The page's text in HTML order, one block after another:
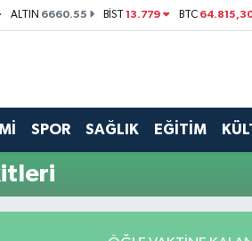
ALTIN 6660.55 BİST13.779 BTC
SPOR SAĞLIK EĞİTİM